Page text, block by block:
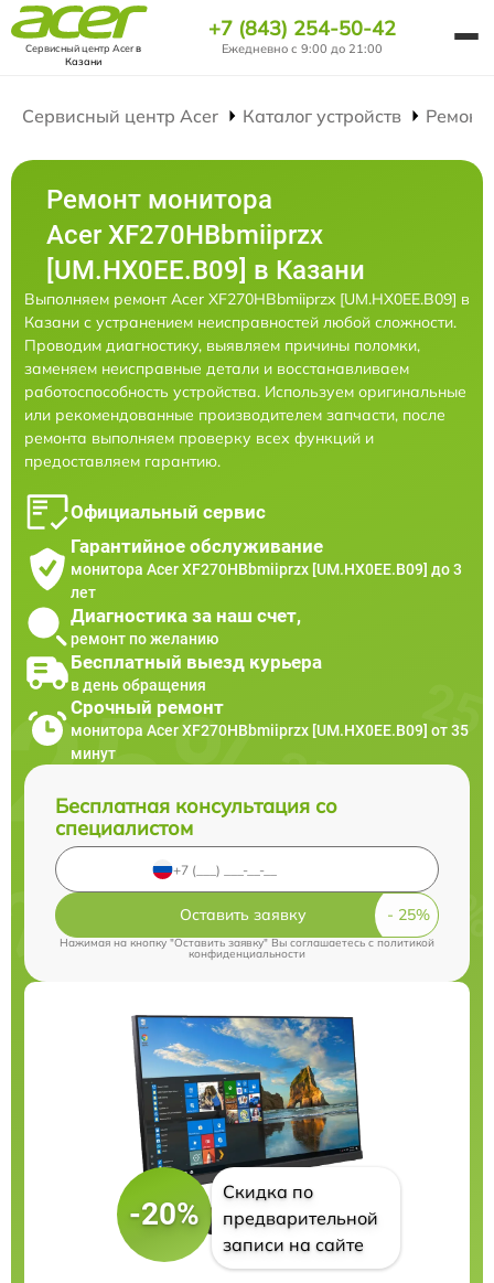
Сервисный центр Acerв
Казани
+7 (843) 254-50-42
Ежедневно с 9:00 до 21:00
Сервисный центр Acer Каталог устройств
Ремонт монитора
Acer XF270HBbmiiprzx
[UM.HX0EE.B09] в Казани
Выполняем ремонт Acer XF270HBbmiiprzx [UM.HX0EE.B09] в
Казани с устранением неисправностей любой сложности.
Проводим диагностику, выявляем причины поломки,
заменяем неисправные детали и восстанавливаем
работоспособность устройства. Используем оригинальные
или рекомендованные производителем запчасти, после
ремонта выполняем проверку всех функций и
предоставляем гарантию.
Официальный сервис
Гарантийное обслуживание
монитора Acer XF270HBbmiiprzx [UM.HX0EE.B09] до 3
лет
Диагностика за наш счет,
ремонт по желанию
Бесплатный выезд курьера
в день обращения
Срочный ремонт
монитора Acer XF270HBbmiiprzx [UM.HX0EE.B09] от 35
минут
Бесплатная консультация со
специалистом
Оставить заявку
Нажимая на кнопку "Оставить заявку" Вы соглашаетесь cполитикой
конфиденциальности
-20%
Скидка по
предварительной
записи на сайте